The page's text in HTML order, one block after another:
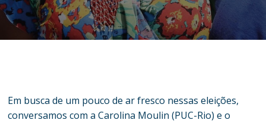
Em busca de um pouco de ar fresco nessas eleições,
conversamos com a Carolina Moulin (PUC-Rio) e o